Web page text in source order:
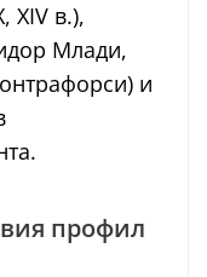
XIV в.),
Млади,
и
профил